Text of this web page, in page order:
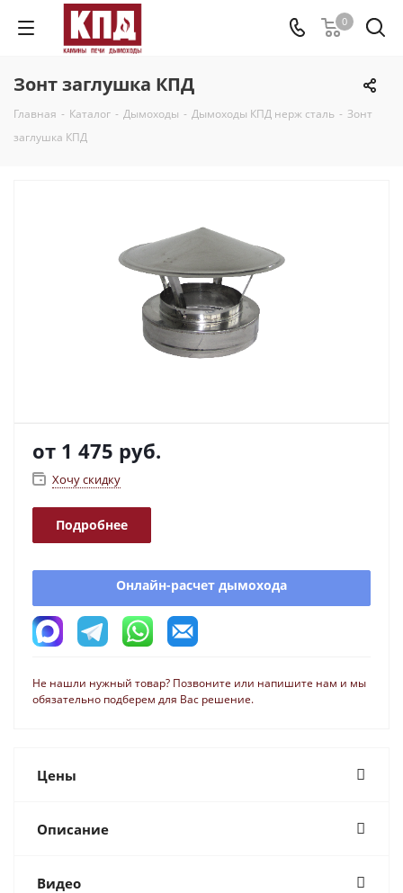
0
Зонт заглушка КПД
Главная - Каталог - Дымоходы - Дымоходы КПД нерж сталь - Зонт
заглушка КПД
от 1 475 руб.
Хочу скидку
Подробнее
Онлайн-расчет дымохода
Не нашли нужный товар? Позвоните или напишите нам и мы
обязательно подберем для Вас решение.
Цены
Описание
Видео